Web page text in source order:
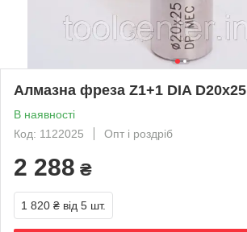
Алмазна фреза Z1+1 DIA D20х25
В наявності
Код: 1122025
Опт і роздріб
2 288 ₴
1 820 ₴ від 5 шт.